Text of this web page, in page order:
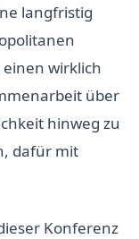
langfristig
wirklich
über
hinweg zu
dafür mit
Konferenz